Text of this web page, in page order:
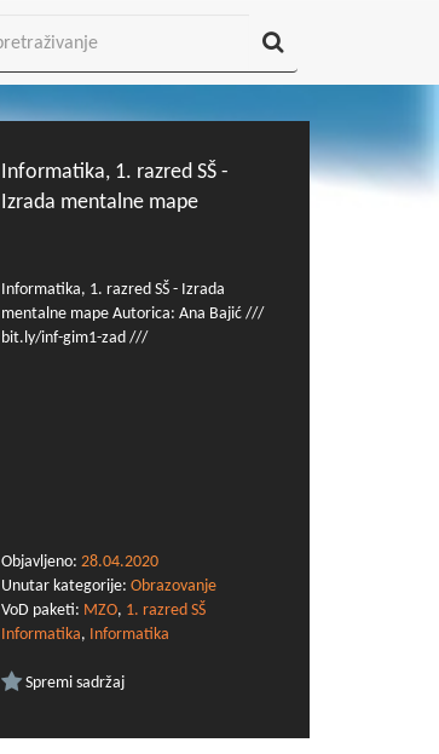
Informatika, 1. razred SŠ -
Izrada mentalne mape
Informatika, 1. razred SŠ - Izrada
mentalne mape Autorica: Ana Bajić ///
bit.ly/inf-gim1-zad ///
Objavljeno: 28.04.2020
Unutar kategorije: Obrazovanje
VoD paketi: MZO, 1. razred SŠ
Informatika, Informatika
Spremi sadržaj